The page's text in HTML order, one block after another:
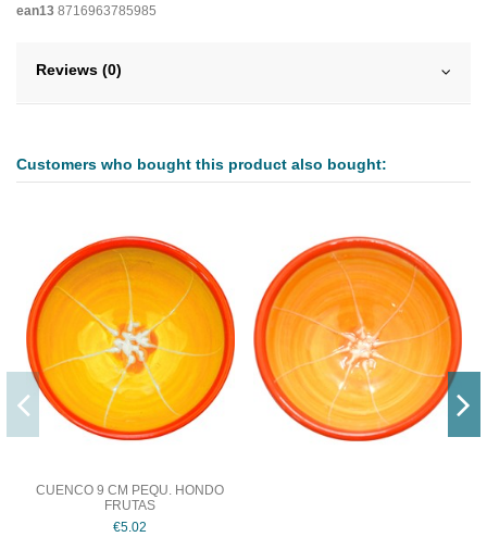
ean13 8716963785985
Reviews (0)
Customers who bought this product also bought:
CUENCO 9 CM PEQU. HONDO
FRUTAS
€5.02